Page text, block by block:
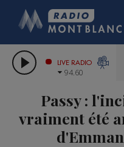
LES
GRAND
LIVE RADIO
94.60
Passy :
vraiment été